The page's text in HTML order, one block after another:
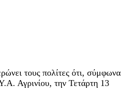
τους πολίτες ότι, σύμφωνα
Αγρινίου, την Τετάρτη 13